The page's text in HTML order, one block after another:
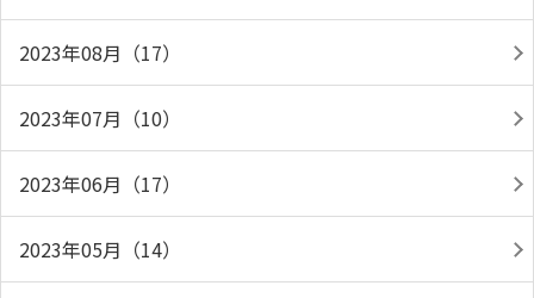
2023年08月（17）
2023年07月（10）
2023年06月（17）
2023年05月（14）